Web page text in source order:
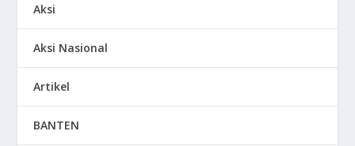
Aksi
Aksi Nasional
Artikel
BANTEN